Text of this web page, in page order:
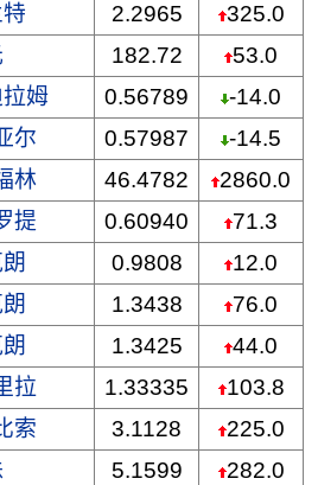
2.2965
325.0
182.72
53.0
姆 0.56789
-14.0
尔 0.57987
-14.5
林 46.4782
2860.0
提 0.60940
71.3
0.9808
12.0
1.3438
76.0
1.3425
44.0
拉 1.33335
103.8
索 3.1128
225.0
5.1599
282.0